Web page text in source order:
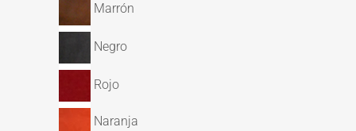
Marrón
Negro
Rojo
Naranja